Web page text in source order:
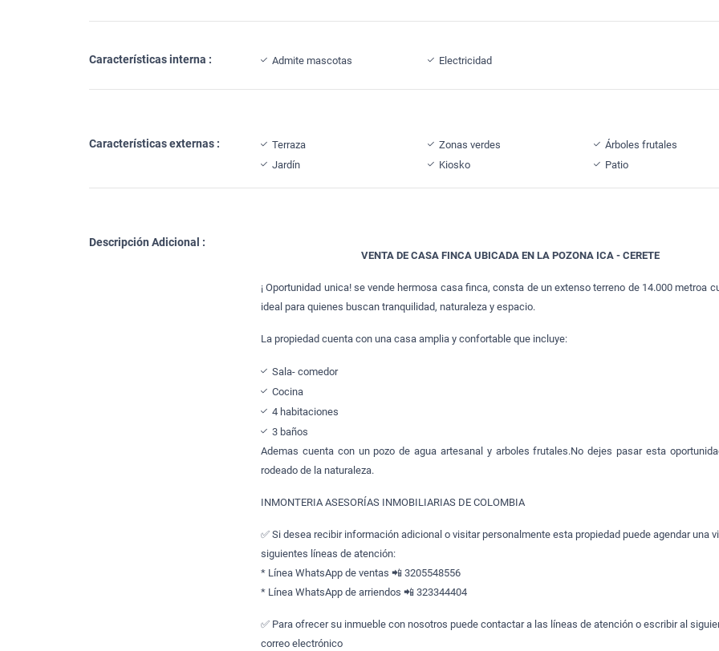
Características interna : Admite mascotas Electricidad
Características externas : Terraza Zonas verdes
Árboles frutales
Jardín
Kiosko Patio
Descripción Adicional :
VENTA DE CASA FINCA UBICADA EN LA POZONA ICA - CERETE
¡ Oportunidad unica! se vende hermosa casa finca, consta de un extenso terreno de 14.000 metroa
ideal para quienes buscan tranquilidad, naturaleza y espacio.
La propiedad cuenta con una casa amplia y confortable que incluye:
Sala- comedor
Cocina
4 habitaciones
3 baños
Ademas cuenta con un pozo de agua artesanal y arboles frutales.No dejes pasar esta
rodeado de la naturaleza.
INMONTERIA ASESORÍAS INMOBILIARIAS DE COLOMBIA
✅ Si desea recibir información adicional o visitar personalmente esta propiedad puede agendar una
siguientes líneas de atención:
* Línea WhatsApp de ventas 📲 3205548556
* Línea WhatsApp de arriendos 📲 323344404
✅ Para ofrecer su inmueble con nosotros puede contactar a las líneas de atención o escribir al
correo electrónico